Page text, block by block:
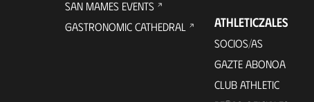
SAN MAMES EVENTS
GASTRONOMIC CATHEDRAL
ATHLETICZALES
SOCIOS/AS
GAZTE ABONOA
CLUB ATHLETIC